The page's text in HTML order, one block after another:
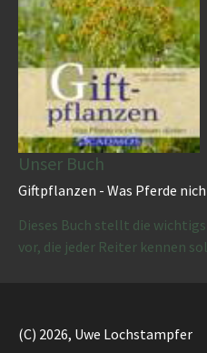
Unser Buch
Giftpflanzen - Was Pferde
Dieses Buch stellt die
vor, die jeder Reiter kennen
(C) 2026, Uwe Lochstampfer